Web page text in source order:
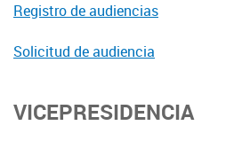
Registro de audiencias
Solicitud de audiencia
VICEPRESIDENCIA